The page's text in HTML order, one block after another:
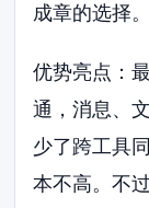
成章的选择。
优势亮点：
通，消息、
少了跨工具
本不高。不